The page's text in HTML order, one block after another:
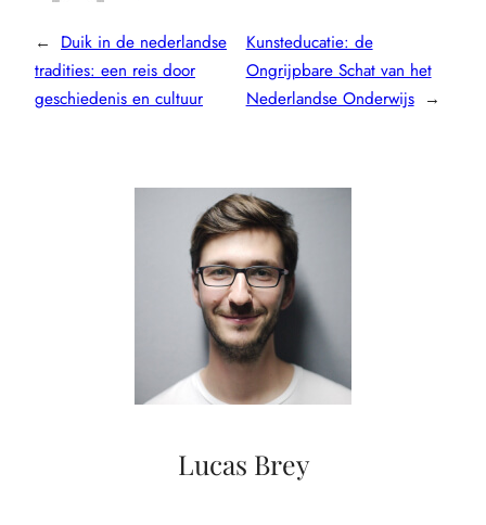
← Duik in de nederlandse
tradities: een reis door
geschiedenis en cultuur
Kunsteducatie: de
Ongrijpbare Schat van het
Nederlandse Onderwijs →
Lucas Brey